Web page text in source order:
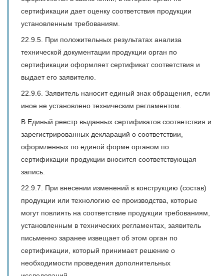
сертификации дает оценку соответствия продукции
установленным требованиям.
22.9.5. При положительных результатах анализа
технической документации продукции орган по
сертификации оформляет сертификат соответствия и
выдает его заявителю.
22.9.6. Заявитель наносит единый знак обращения, если
иное не установлено техническим регламентом.
В Единый реестр выданных сертификатов соответствия и
зарегистрированных деклараций о соответствии,
оформленных по единой форме органом по
сертификации продукции вносится соответствующая
запись.
22.9.7. При внесении изменений в конструкцию (состав)
продукции или технологию ее производства, которые
могут повлиять на соответствие продукции требованиям,
установленным в технических регламентах, заявитель
письменно заранее извещает об этом орган по
сертификации, который принимает решение о
необходимости проведения дополнительных